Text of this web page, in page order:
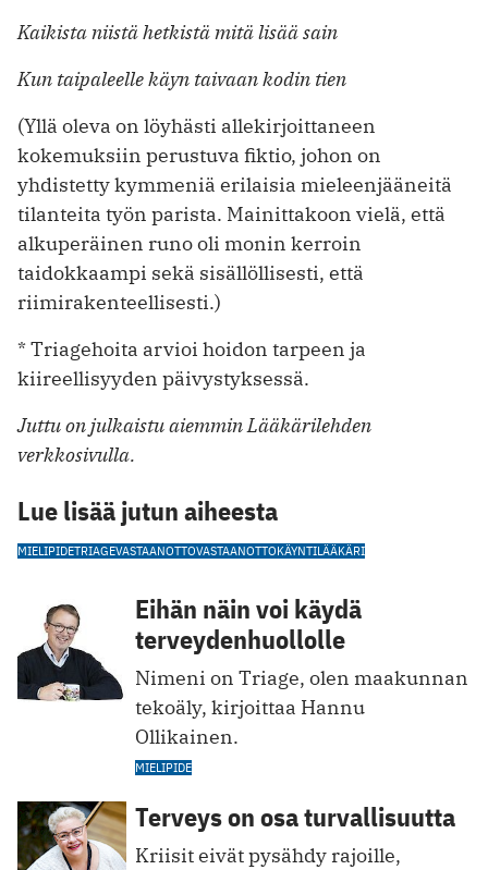
Kaikista niistä hetkistä mitä lisää sain
Kun taipaleelle käyn taivaan kodin tien
(Yllä oleva on löyhästi allekirjoittaneen
kokemuksiin perustuva fiktio, johon on
yhdistetty kymmeniä erilaisia mieleenjääneitä
tilanteita työn parista. Mainittakoon vielä, että
alkuperäinen runo oli monin kerroin
taidokkaampi sekä sisällöllisesti, että
riimirakenteellisesti.)
* Triagehoita arvioi hoidon tarpeen ja
kiireellisyyden päivystyksessä.
Juttu on julkaistu aiemmin Lääkärilehden
verkkosivulla.
Lue lisää jutun aiheesta
MIELIPIDETRIAGEVASTAANOTTOVASTAANOTTOKÄYNTILÄÄKÄRI
Eihän näin voi käydä
terveydenhuollolle
Nimeni on Triage, olen maakunnan
tekoäly, kirjoittaa Hannu
Ollikainen.
MIELIPIDE
Terveys on osa turvallisuutta
Kriisit eivät pysähdy rajoille,